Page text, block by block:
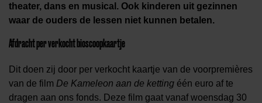
theater, dans en musical. Ook kinderen uit gezinnen
waar de ouders de lessen niet kunnen betalen.
Afdracht per verkocht bioscoopkaartje
Dit doen zij door per verkocht kaartje van de voorpremières
van de film De Kameleon aan de ketting één euro af te
dragen aan ons fonds. Deze film gaat vanaf woensdag 30